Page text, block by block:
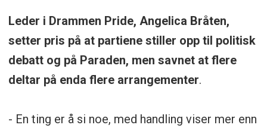
Leder i Drammen Pride, Angelica Bråten,
setter pris på at partiene stiller opp til politisk
debatt og på Paraden, men savnet at flere
deltar på enda flere arrangementer.
- En ting er å si noe, med handling viser mer enn